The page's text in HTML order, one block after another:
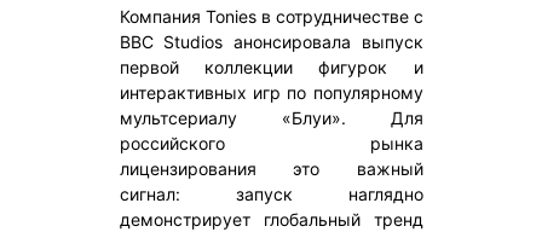
Компания Tonies в сотрудничестве с
BBC Studios анонсировала выпуск
первой коллекции фигурок и
интерактивных игр по популярному
мультсериалу «Блуи». Для
российского рынка
лицензирования это важный
сигнал: запуск наглядно
демонстрирует глобальный тренд